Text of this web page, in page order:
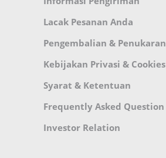
Lacak Pesanan Anda
Pengembalian & Penukaran
Kebijakan Privasi & Cookies
Syarat & Ketentuan
Frequently Asked Question
Investor Relation